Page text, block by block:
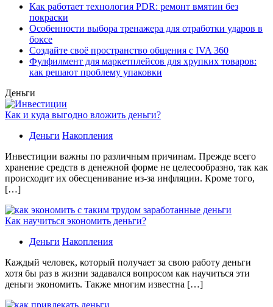
Как работает технология PDR: ремонт вмятин без
покраски
Особенности выбора тренажера для отработки ударов в
боксе
Создайте своё пространство общения с IVA 360
Фулфилмент для маркетплейсов для хрупких товаров:
как решают проблему упаковки
Деньги
Как и куда выгодно вложить деньги?
Деньги Накопления
Инвестиции важны по различным причинам. Прежде всего
хранение средств в денежной форме не целесообразно, так как
происходит их обесценивание из-за инфляции. Кроме того,
[…]
Как научиться экономить деньги?
Деньги Накопления
Каждый человек, который получает за свою работу деньги
хотя бы раз в жизни задавался вопросом как научиться эти
деньги экономить. Также многим известна […]